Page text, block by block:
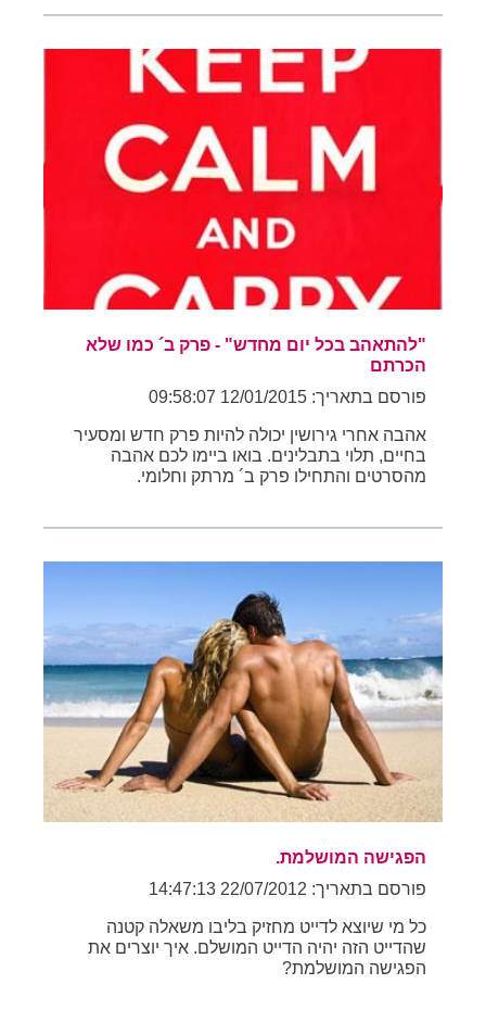
"להתאהב בכל יום מחדש" - פרק ב´ כמו שלא
הכרתם
פורסם בתאריך: 12/01/2015 09:58:07
אהבה אחרי גירושין יכולה להיות פרק חדש ומסעיר
בחיים, תלוי בתבלינים. בואו ביימו לכם אהבה
מהסרטים והתחילו פרק ב´ מרתק וחלומי.
הפגישה המושלמת.
פורסם בתאריך: 22/07/2012 14:47:13
כל מי שיוצא לדייט מחזיק בליבו משאלה קטנה
שהדייט הזה יהיה הדייט המושלם. איך יוצרים את
הפגישה המושלמת?